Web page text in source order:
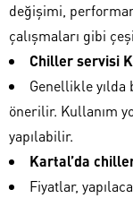
değişimi,
çalışmaları gibi
Chiller servisi
Genellikle yılda
önerilir. Kullanım
yapılabilir.
Kartal’da
Fiyatlar,